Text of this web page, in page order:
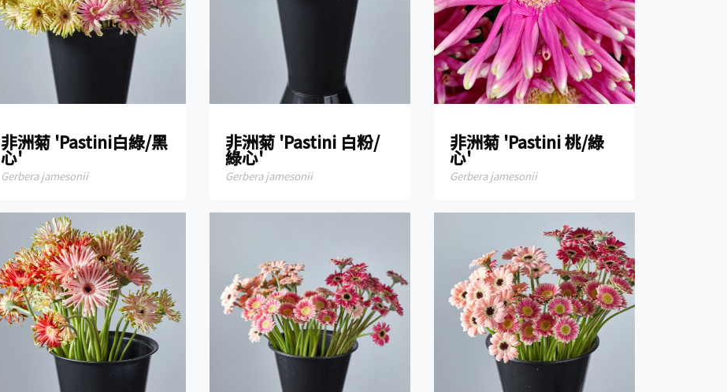
非洲菊 'Pastini白綠/黑
心'
Gerbera jamesonii
非洲菊 'Pastini 白粉/
綠心'
Gerbera jamesonii
非洲菊 'Pastini 桃/綠
心'
Gerbera jamesonii